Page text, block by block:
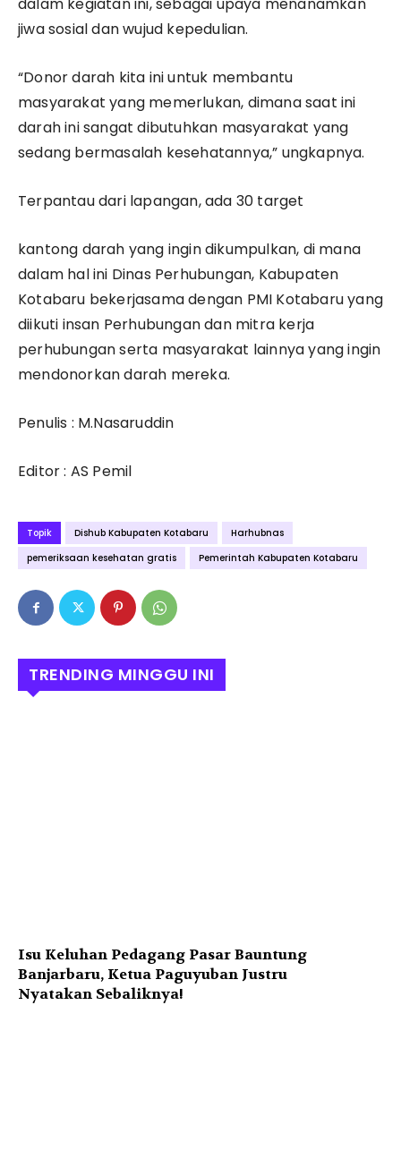
dalam kegiatan ini, sebagai upaya menanamkan
jiwa sosial dan wujud kepedulian.
“Donor darah kita ini untuk membantu
masyarakat yang memerlukan, dimana saat ini
darah ini sangat dibutuhkan masyarakat yang
sedang bermasalah kesehatannya,” ungkapnya.
Terpantau dari lapangan, ada 30 target
kantong darah yang ingin dikumpulkan, di mana
dalam hal ini Dinas Perhubungan, Kabupaten
Kotabaru bekerjasama dengan PMI Kotabaru yang
diikuti insan Perhubungan dan mitra kerja
perhubungan serta masyarakat lainnya yang ingin
mendonorkan darah mereka.
Penulis : M.Nasaruddin
Editor : AS Pemil
Topik Dishub Kabupaten Kotabaru
Harhubnas
pemeriksaan kesehatan gratis
Pemerintah Kabupaten Kotabaru
TRENDING MINGGU INI
Isu Keluhan Pedagang Pasar Bauntung
Banjarbaru, Ketua Paguyuban Justru
Nyatakan Sebaliknya!